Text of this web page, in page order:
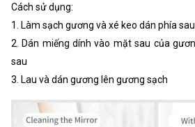
Cách sử dụng:
1. Làm sạch gương và xé keo dán phía sau
2. Dán miếng dính vào mặt sau của
sau
3. Lau và dán gương lên gương sạch